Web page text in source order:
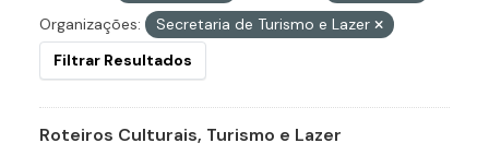
Organizações:
Secretaria de Turismo e Lazer
Filtrar Resultados
Roteiros Culturais, Turismo e Lazer